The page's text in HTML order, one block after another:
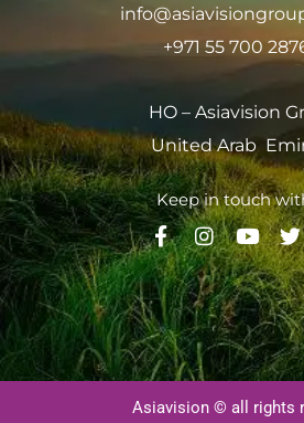
+971 55 700
HO – Asiavision
United Arab
Keep in touch
Asiavision © all rights